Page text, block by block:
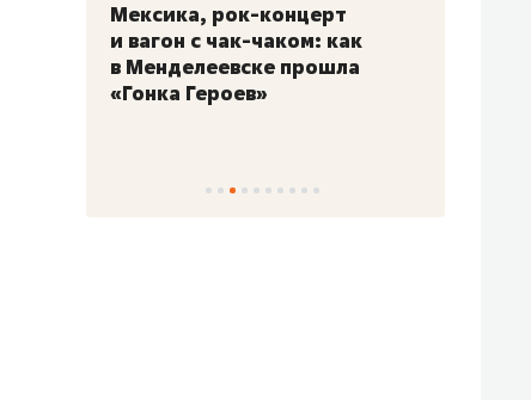
Мексика, рок-концерт
и вагон с чак-чаком: как
в Менделеевске прошла
«Гонка Героев»